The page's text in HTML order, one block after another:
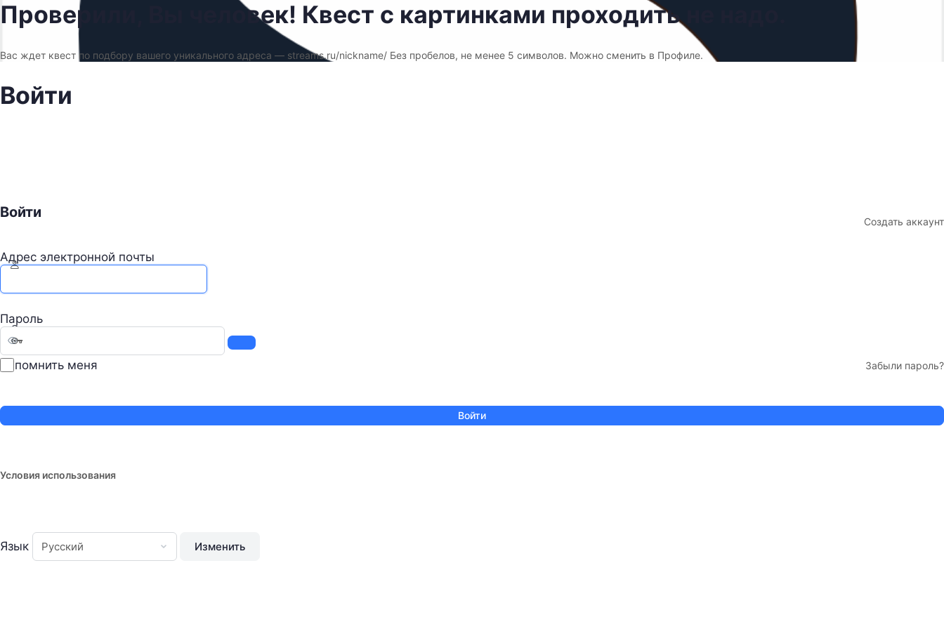
Проверили, Вы человек! Квест с картинками проходить не надо.
Вас ждет квест по подбору вашего уникального адреса — streams.ru/nickname/ Без пробелов, не менее 5 символов. Можно сменить в Профиле.
Войти
Войти
Создать аккаунт
Адрес электронной почты
Пароль
Забыли пароль?
Запомнить меня
Условия использования
Язык